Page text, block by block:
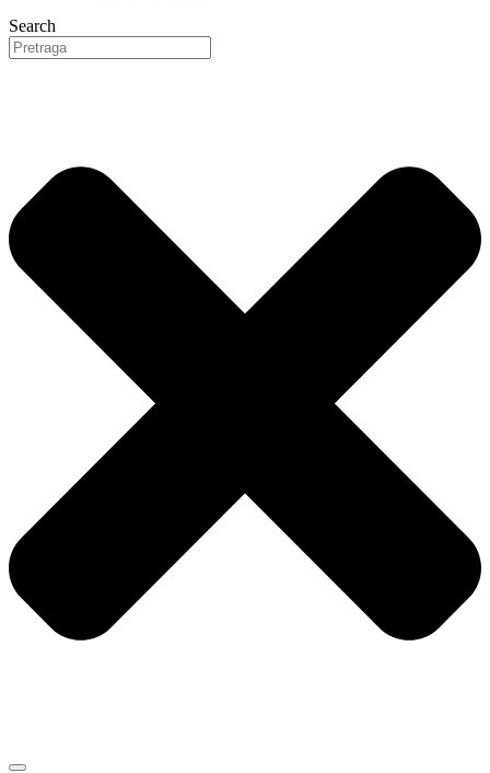
Search